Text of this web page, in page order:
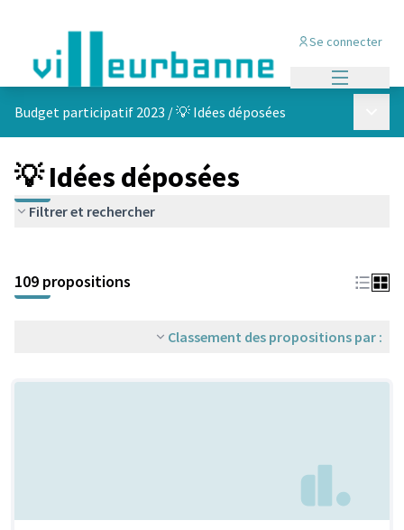
Se connecter
Budget participatif 2023 /💡 Idées déposées
💡 Idées déposées
Filtrer et rechercher
+
−
109 propositions
Classement des propositions par :